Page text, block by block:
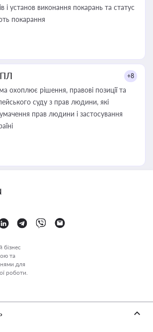
і установ виконання покарань та статус
покарання
+8
охоплює рішення, правові позиції та
суду з прав людини, які
прав людини і застосування
бізнес
та
для
роботи.